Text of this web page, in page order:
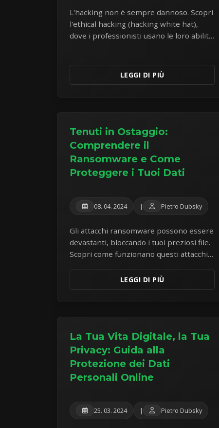
L'hacking non è sempre dannoso. Scopri
l'ethical hacking (hacking white hat),
dove i professionisti usano le loro abilità
possano sfruttarle.LEGGI DI PIÙ
Tenuti in Ostaggio:
Comprendere il
Ransomware e Come
Proteggere i Tuoi Dati
08. 04. 2024 | Pietro Dubsky
Gli attacchi ransomware possono essere
devastanti, bloccando i tuoi preziosi file.
Scopri come funzionano questi attacchi,
l'importanza di backup dei dati robusti.
LEGGI DI PIÙ
La Tua Vita Digitale, la Tua
Privacy: Guida alla
Protezione dei Dati
Personali Online
25. 03. 2024 | Pietro Dubsky